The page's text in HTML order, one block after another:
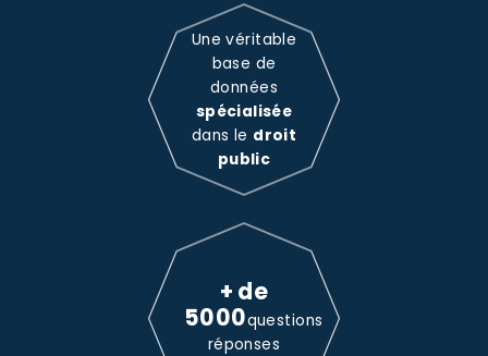
Une véritable
base de
données
spécialisée
dans le droit
public
+ de
5000questions
réponses